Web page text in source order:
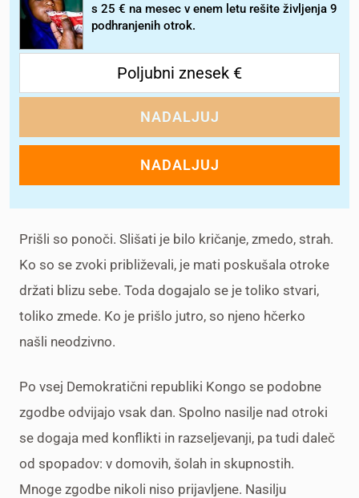
s 25 € na mesec v enem letu rešite življenja 9
podhranjenih otrok.
NADALJUJ
NADALJUJ
Prišli so ponoči. Slišati je bilo kričanje, zmedo, strah.
Ko so se zvoki približevali, je mati poskušala otroke
držati blizu sebe. Toda dogajalo se je toliko stvari,
toliko zmede. Ko je prišlo jutro, so njeno hčerko
našli neodzivno.
Po vsej Demokratični republiki Kongo se podobne
zgodbe odvijajo vsak dan. Spolno nasilje nad otroki
se dogaja med konflikti in razseljevanji, pa tudi daleč
od spopadov: v domovih, šolah in skupnostih.
Mnoge zgodbe nikoli niso prijavljene. Nasilju